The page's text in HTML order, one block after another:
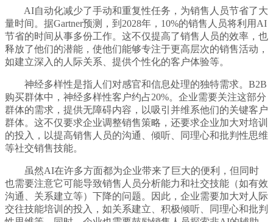
AI自动化减少了手动和重复性任务，为销售人员节省了大
量时间。据Gartner预测，到2028年，10%的销售人员将利用AI
节省的时间从事多份工作。这不仅提高了销售人员的效率，也
释放了他们的潜能，使他们能够专注于更高层次的销售活动，
如建立深入的人际关系、提供个性化的客户体验等。
神经多样性是指人们对感官和信息处理的独特需求。B2B
购买群体中，神经多样性客户约占20%。企业需要关注这部分
群体的需求，提供无障碍内容，以吸引并维系他们的关键客户
群体。这不仅要求企业调整销售策略，还要求企业加大对培训
的投入，以提高销售人员的沟通、倾听、同理心和批判性思维
等社交销售技能。
虽然AI在许多方面都为企业带来了巨大的便利，但同时
也需要注意它可能导致销售人员分析能力和社交技能（如有效
沟通、关系建立等）下降的问题。因此，企业需要加大对人际
交往技能培训的投入，如关系建立、积极倾听、同理心和批判